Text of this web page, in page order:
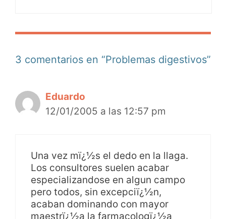
3 comentarios en “Problemas digestivos”
Eduardo
12/01/2005 a las 12:57 pm
Una vez mï¿½s el dedo en la llaga.
Los consultores suelen acabar
especializandose en algun campo
pero todos, sin excepciï¿½n,
acaban dominando con mayor
maestrï¿½a la farmacologï¿½a